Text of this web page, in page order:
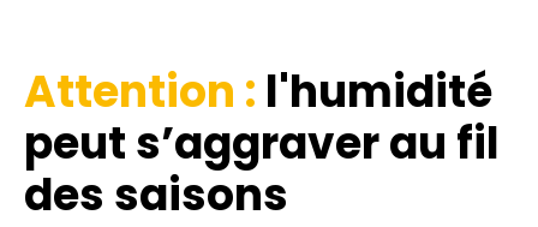
Attention : l'humidité
peut s’aggraver au fil
des saisons